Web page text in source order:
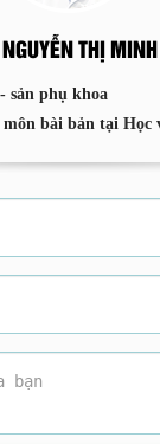
THỊ
sản phụ khoa
bài bản tại Học